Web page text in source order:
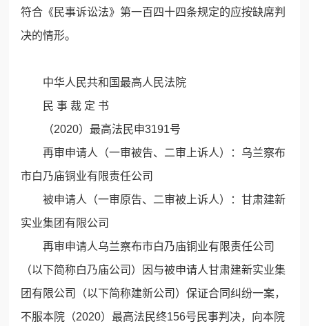
符合《民事诉讼法》第一百四十四条规定的应按缺席判
决的情形。
中华人民共和国最高人民法院
民 事 裁 定 书
（2020）最高法民申3191号
再审申请人（一审被告、二审上诉人）：乌兰察布
市白乃庙铜业有限责任公司
被申请人（一审原告、二审被上诉人）：甘肃建新
实业集团有限公司
再审申请人乌兰察布市白乃庙铜业有限责任公司
（以下简称白乃庙公司）因与被申请人甘肃建新实业集
团有限公司（以下简称建新公司）保证合同纠纷一案，
不服本院（2020）最高法民终156号民事判决，向本院